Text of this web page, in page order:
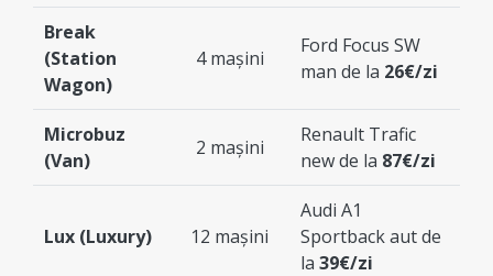
Break
(Station
Wagon)
4 mașini
Ford Focus SW
man de la 26€/zi
Microbuz
(Van)
2 mașini
Renault Trafic
new de la 87€/zi
Lux (Luxury) 12 mașini
Audi A1
Sportback aut de
la 39€/zi